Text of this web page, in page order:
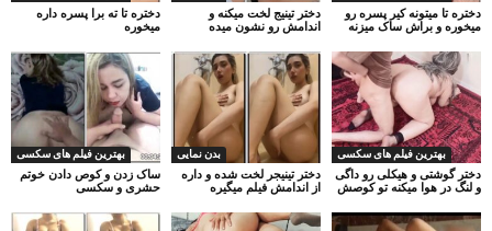
دختره تا ته برا پسره داره
میخوره
دختر تینیج لخت میکنه و
اندامش رو نشون میده
دختره تا میتونه کیر پسره رو
میخوره و براش ساک میزنه
بهترین فیلم های سکسی
ساک زدن و کوص دادن خوتم
حشری و سکسی
بدن نمایی
دختر تینیجر لخت شده و داره
از اندامش فیلم میگیره
بهترین فیلم های سکسی
دختر گوشتی و هیکلی رو داگی
و لنگ در هوا میکنه تو کوصش